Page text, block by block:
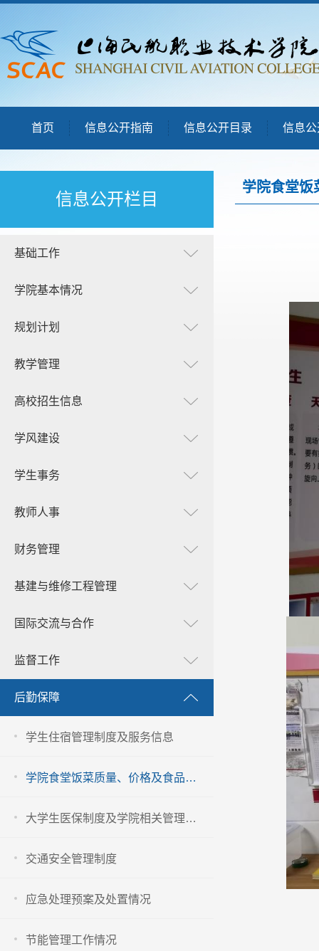
首页 信息公开指南 信息公开目录 信息
信息公开栏目
基础工作
学院基本情况
规划计划
教学管理
高校招生信息
学风建设
学生事务
教师人事
财务管理
基建与维修工程管理
国际交流与合作
监督工作
后勤保障
学生住宿管理制度及服务信息
学院食堂饭菜质量、价格及食品卫生安全管理信息
大学生医保制度及学院相关管理办法
交通安全管理制度
应急处理预案及处置情况
节能管理工作情况
学院食堂饭